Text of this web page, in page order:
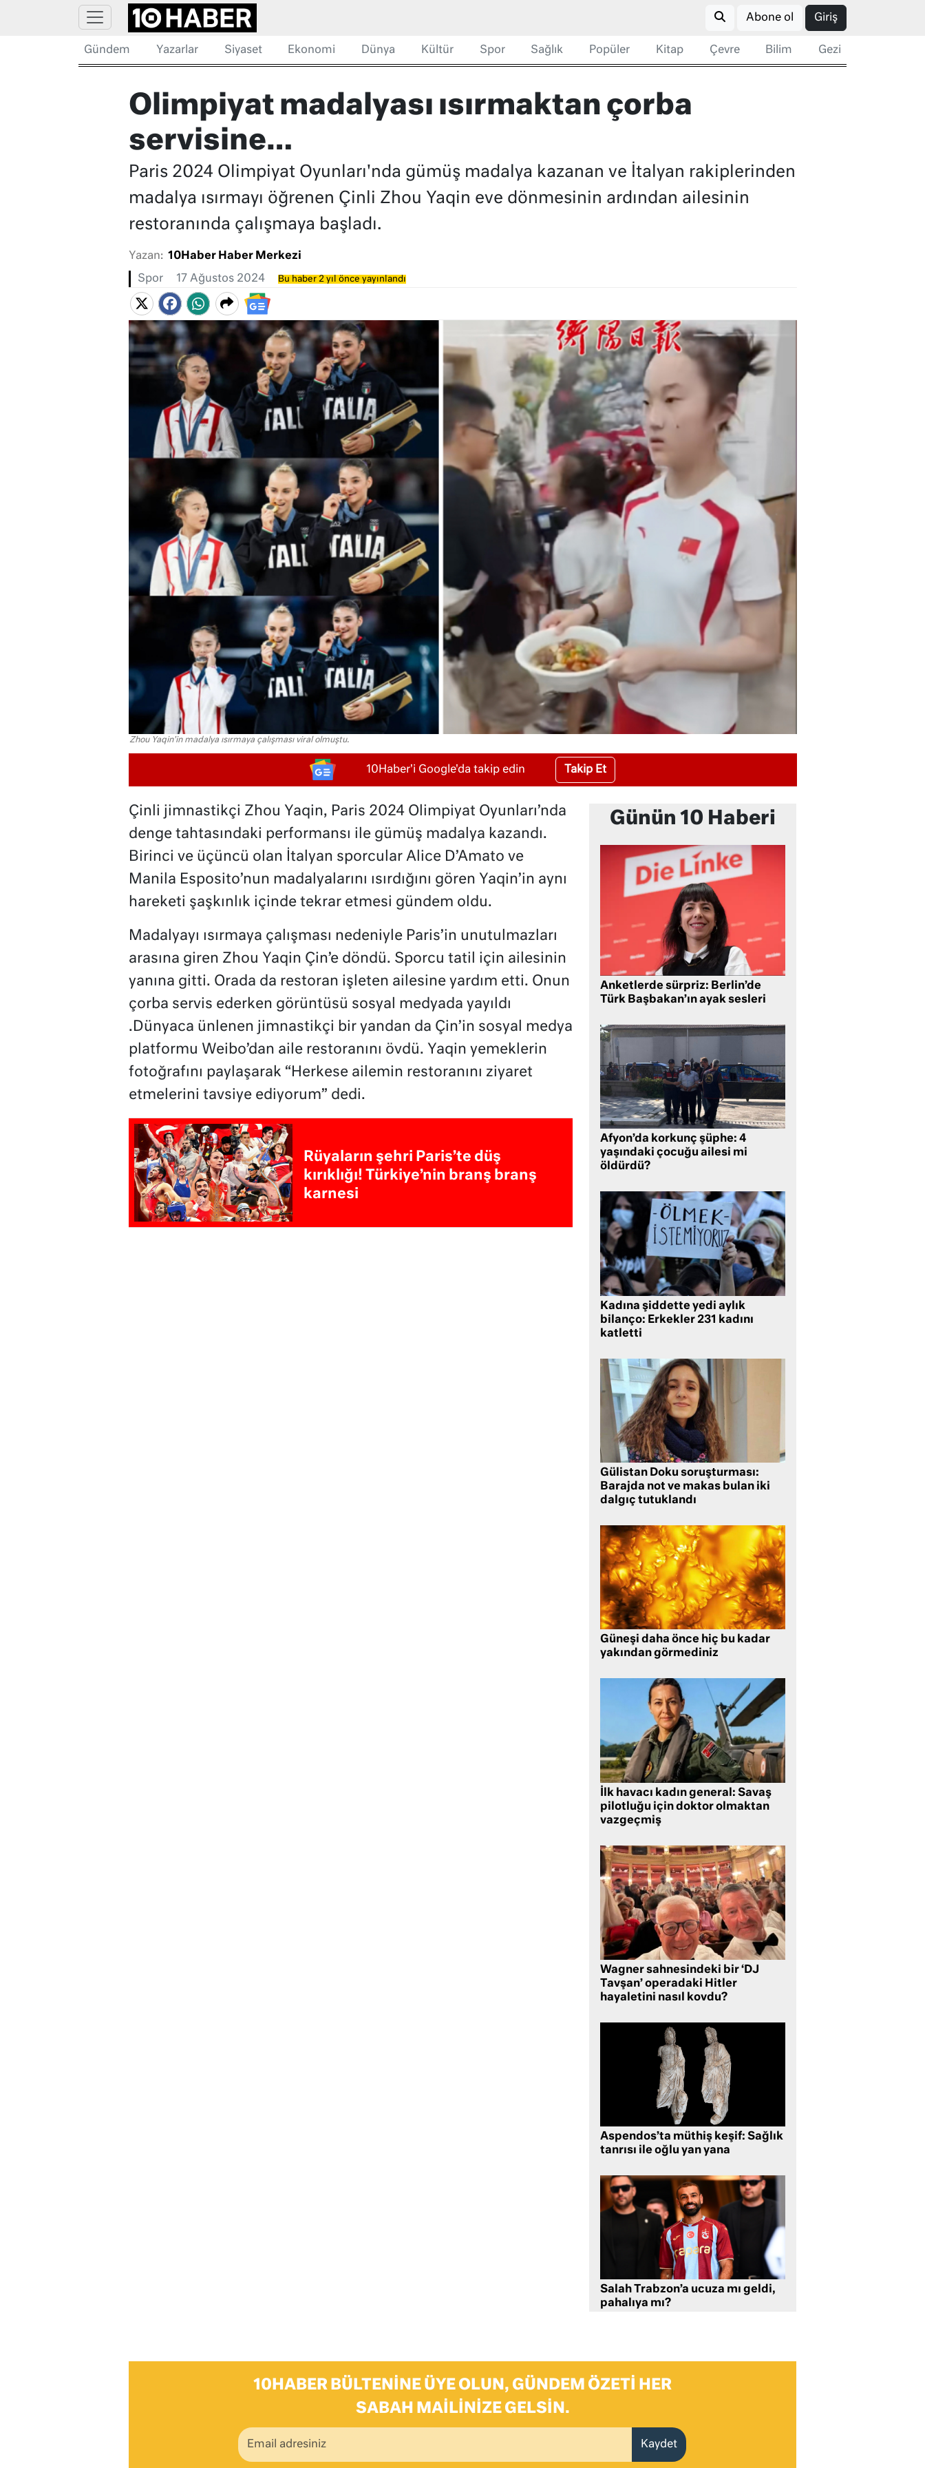
Abone ol Giriş
Gündem Yazarlar Siyaset Ekonomi Dünya Kültür Spor Sağlık Popüler Kitap Çevre Bilim Gezi
Olimpiyat madalyası ısırmaktan çorba
servisine…
Paris 2024 Olimpiyat Oyunları'nda gümüş madalya kazanan ve İtalyan rakiplerinden
madalya ısırmayı öğrenen Çinli Zhou Yaqin eve dönmesinin ardından ailesinin
restoranında çalışmaya başladı.
Yazan: 10Haber Haber Merkezi
Spor 17 Ağustos 2024 Bu haber 2 yıl önce yayınlandı
Zhou Yaqin'in madalya ısırmaya çalışması viral olmuştu.
10Haber'i Google'da takip edin Takip Et
Çinli jimnastikçi Zhou Yaqin, Paris 2024 Olimpiyat Oyunları’nda
denge tahtasındaki performansı ile gümüş madalya kazandı.
Birinci ve üçüncü olan İtalyan sporcular Alice D’Amato ve
Manila Esposito’nun madalyalarını ısırdığını gören Yaqin’in aynı
hareketi şaşkınlık içinde tekrar etmesi gündem oldu.
Madalyayı ısırmaya çalışması nedeniyle Paris’in unutulmazları
arasına giren Zhou Yaqin Çin’e döndü. Sporcu tatil için ailesinin
yanına gitti. Orada da restoran işleten ailesine yardım etti. Onun
çorba servis ederken görüntüsü sosyal medyada yayıldı
.Dünyaca ünlenen jimnastikçi bir yandan da Çin’in sosyal medya
platformu Weibo’dan aile restoranını övdü. Yaqin yemeklerin
fotoğrafını paylaşarak “Herkese ailemin restoranını ziyaret
etmelerini tavsiye ediyorum” dedi.
Rüyaların şehri Paris’te düş
kırıklığı! Türkiye’nin branş branş
karnesi
Günün 10 Haberi
Anketlerde sürpriz: Berlin’de
Türk Başbakan’ın ayak sesleri
Afyon’da korkunç şüphe: 4
yaşındaki çocuğu ailesi mi
öldürdü?
Kadına şiddette yedi aylık
bilanço: Erkekler 231 kadını
katletti
Gülistan Doku soruşturması:
Barajda not ve makas bulan iki
dalgıç tutuklandı
Güneşi daha önce hiç bu kadar
yakından görmediniz
İlk havacı kadın general: Savaş
pilotluğu için doktor olmaktan
vazgeçmiş
Wagner sahnesindeki bir ‘DJ
Tavşan’ operadaki Hitler
hayaletini nasıl kovdu?
Aspendos’ta müthiş keşif: Sağlık
tanrısı ile oğlu yan yana
Salah Trabzon’a ucuza mı geldi,
pahalıya mı?
10HABER BÜLTENINE ÜYE OLUN, GÜNDEM ÖZETI HER
SABAH MAILINIZE GELSIN.
Kaydet